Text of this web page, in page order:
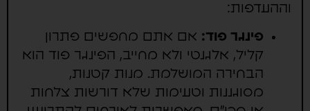
וההעדפות:
פינגר פוד:אם אתם מחפשים פתרון
קליל, אלגנטי ולא מחייב, הפינגר פוד הוא
הבחירה המושלמת. מנות קטנות,
מסוגננות וטעימות שלא דורשות צלחות